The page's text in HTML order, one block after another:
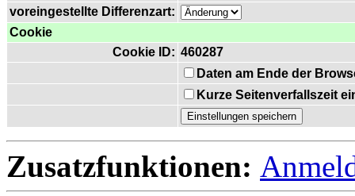
voreingestellte Differenzart:
Cookie
Cookie ID: 460287
Daten am Ende der
Kurze Seitenverfallszeit
Zusatzfunktionen: